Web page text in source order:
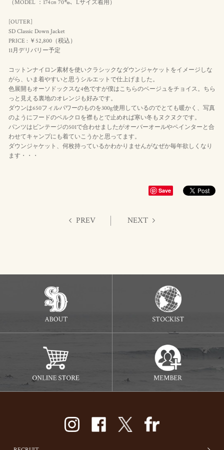
（MODEL ：174㎝ 70㌔、Lサイズ着用）
[OUTER]
SD Classic Down Jacket
PRICE : ￥52,800（税込）
11月デリバリー予定
コットンナイロン素材を使いクラシックなダウンジャケットをイメージしな
がら、いま着やすいと思うシルエットで仕上げました。
色展開もオーソドックスな4色ですが僕はこちらのベージュをチョイス。ちら
っと見える裏地のオレンジも好みです。
ダウンは650フィルパワーのものを300g使用しているのでとても暖かく、写真
のようにフードのベルクロを襟もとで止めれば寒い冬もヌクヌクです。
パンツはビンテージの501で合わせましたがオーバーオールやペインターと合
わせてキャンプにも着ていこうかと思ってます。
ダウンジャケット、何枚持っているかわかりませんがなぜか毎年欲しくなり
ます・・・
Save
PREV NEXT